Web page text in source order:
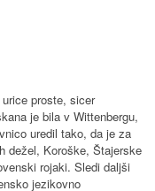
proste, sicer
je bila v Wittenbergu,
uredil tako, da je za
dežel, Koroške, Štajerske
rojaki. Sledi daljši
jezikovno